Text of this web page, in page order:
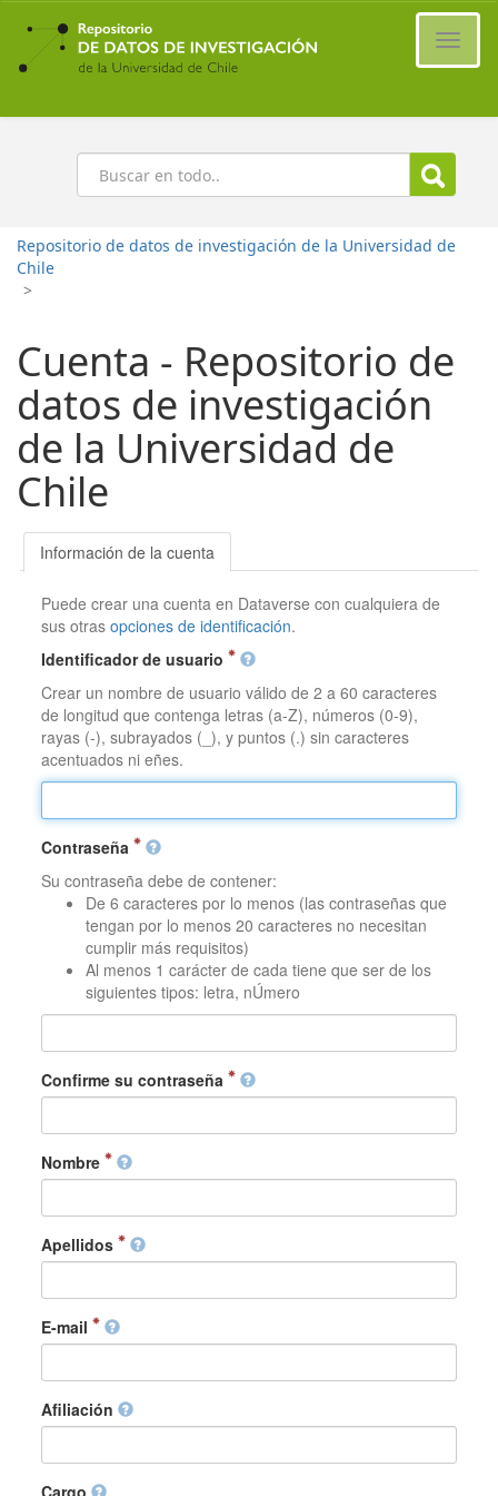
Ir
contenido
principal
Buscar
Repositorio de datos de investigación de la Universidad de
Chile
>
Cuenta - Repositorio de
datos de investigación
de la Universidad de
Chile
Información de la cuenta
Puede crear una cuenta en Dataverse con cualquiera de
sus otrasopciones de identificación.
Identificador de usuario
Crear un nombre de usuario válido de 2 a 60 caracteres
de longitud que contenga letras (a-Z), números (0-9),
rayas (-), subrayados (_), y puntos (.) sin caracteres
acentuados ni eñes.
Contraseña
Su contraseña debe de contener:
De 6 caracteres por lo menos (las contraseñas que
tengan por lo menos 20 caracteres no necesitan
cumplir más requisitos)
Al menos 1 carácter de cada tiene que ser de los
siguientes tipos: letra, nÚmero
Confirme su contraseña
Nombre
Apellidos
E-mail
Afiliación
Cargo